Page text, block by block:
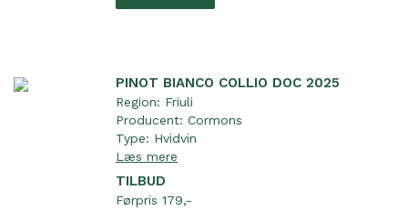
PINOT BIANCO COLLIO DOC 2025
Region: Friuli
Producent: Cormons
Type: Hvidvin
Læs mere
TILBUD
Førpris 179,-